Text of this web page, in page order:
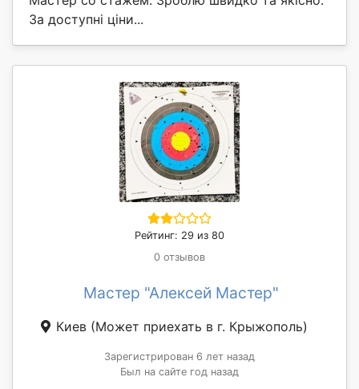
За доступні ціни...
Рейтинг: 29 из 80
0 отзывов
Мастер "Алексей Мастер"
Киев (Может приехать в г. Крыжополь)
Зарегистрирован 6 лет назад
Был на сайте год назад